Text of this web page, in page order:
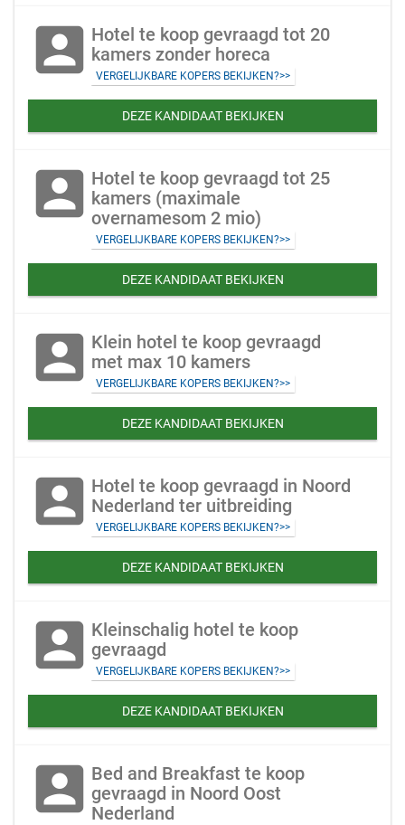
account_box Hotel te koop gevraagd tot 20
kamers zonder horeca
VERGELIJKBARE KOPERS BEKIJKEN?>>
DEZE KANDIDAAT BEKIJKEN
account_box Hotel te koop gevraagd tot 25
kamers (maximale
overnamesom 2 mio)
VERGELIJKBARE KOPERS BEKIJKEN?>>
DEZE KANDIDAAT BEKIJKEN
account_box Klein hotel te koop gevraagd
met max 10 kamers
VERGELIJKBARE KOPERS BEKIJKEN?>>
DEZE KANDIDAAT BEKIJKEN
account_box Hotel te koop gevraagd in Noord
Nederland ter uitbreiding
VERGELIJKBARE KOPERS BEKIJKEN?>>
DEZE KANDIDAAT BEKIJKEN
account_box Kleinschalig hotel te koop
gevraagd
VERGELIJKBARE KOPERS BEKIJKEN?>>
DEZE KANDIDAAT BEKIJKEN
account_box Bed and Breakfast te koop
gevraagd in Noord Oost
Nederland